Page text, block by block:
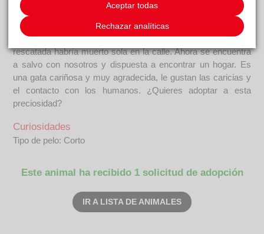
Carácter
Idara llegó a punto de parir. Tenía uno de los cachorros
muerto atravesado en el canal del parto. Si no llega a ser
rescatada habría muerto sola en la calle. Ahora se encuentra
a salvo con nosotros y dispuesta a encontrar un hogar. Es
una gata cariñosa y muy agradecida, le gustan las caricias y
el contacto con los humanos. ¿Quieres adoptar a esta
preciosidad?
Curiosidades
Tipo de pelo: Corto
Este animal ha recibido 1 solicitud de adopción
IR A LISTA DE ANIMALES
Aceptar todas
Rechazar analíticas